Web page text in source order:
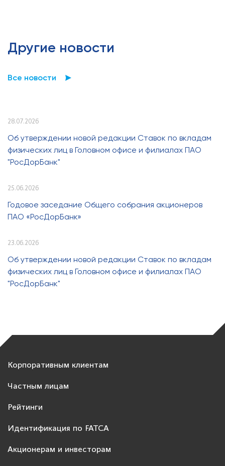
Другие новости
Все новости
28.07.2026
Об утверждении новой редакции Ставок по вкладам
физических лиц в Головном офисе и филиалах ПАО
"РосДорБанк"
25.06.2026
Годовое заседание Общего собрания акционеров
ПАО «РосДорБанк»
23.06.2026
Об утверждении новой редакции Ставок по вкладам
физических лиц в Головном офисе и филиалах ПАО
"РосДорБанк"
Корпоративным клиентам
Частным лицам
Рейтинги
Идентификация по FATCA
Акционерам и инвесторам